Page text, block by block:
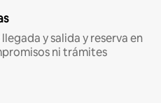
y salida y reserva en
ni trámites